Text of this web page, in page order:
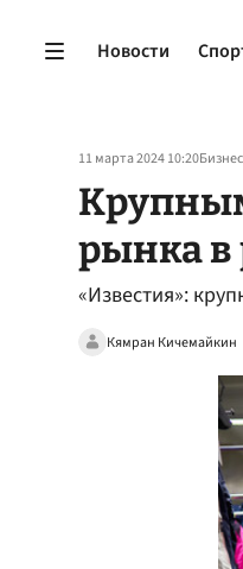
Новости
11 марта 2024 10:20Бизнес
рынка в
«Известия»:
Кямран Кичемайкин